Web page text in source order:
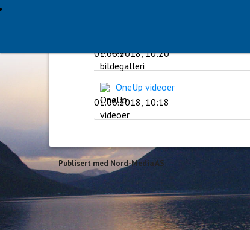
01.06.2018, 10:20
OneUp videoer
01.06.2018, 10:18
Publisert med Nord-Media AS